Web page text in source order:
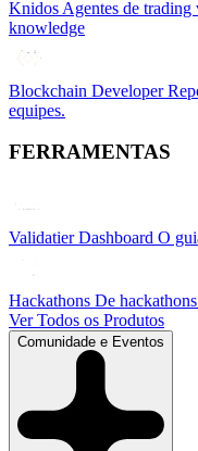
Knidos Agentes de
knowledge
Blockchain Developer
equipes.
FERRAMENTAS
Validatier Dashboard O
Hackathons De
Ver Todos os Produtos
Comunidade e Eventos